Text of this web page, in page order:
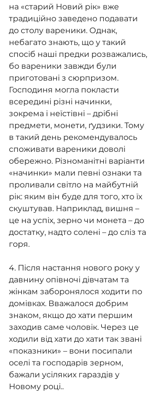
на «старий Новий рік» вже
традиційно заведено подавати
до столу вареники. Однак,
небагато знають, що у такий
спосіб наші предки розважались,
бо вареники завжди були
приготовані з сюрпризом.
Господиня могла покласти
всередині різні начинки,
зокрема і неїстівні – дрібні
предмети, монети, ґудзики. Тому
в такий день рекомендувалось
споживати вареники доволі
обережно. Різноманітні варіанти
«начинки» мали певні ознаки та
проливали світло на майбутній
рік: яким він буде для того, хто їх
скуштував. Наприклад, вишня –
це на успіх, зерно чи монета – до
достатку, надто солені – до сліз та
горя.
4. Після настання нового року у
давнину опівночі дівчатам та
жінкам заборонялося ходити по
домівках. Вважалося добрим
знаком, якщо до хати першим
заходив саме чоловік. Через це
ходили від хати до хати так звані
«показники» – вони посипали
оселі та господарів зерном,
бажали усіляких гараздів у
Новому році..